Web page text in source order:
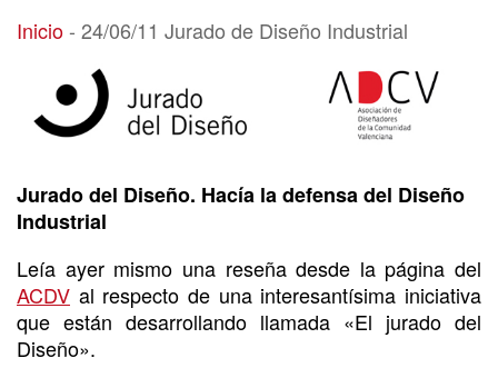
24/06/11 Jurado de Diseño Industrial
Inicio- 24/06/11 Jurado de Diseño Industrial
Jurado del Diseño. Hacía la defensa del Diseño
Industrial
Leía ayer mismo una reseña desde la página del
ACDV al respecto de una interesantísima iniciativa
que están desarrollando llamada «El jurado del
Diseño».